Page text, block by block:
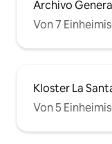
Archivo
Von 7
Kloster La
Von 5